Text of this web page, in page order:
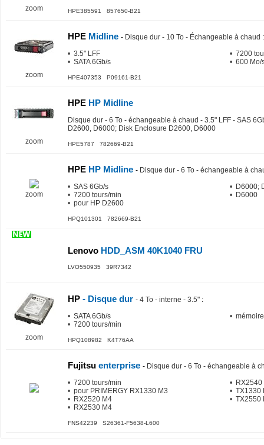
zoom HPE385591 857650-B21
zoom
HPE Midline - Disque dur - 10 To - Échangeable à chaud :
• 3.5" LFF
• SATA 6Gb/s
• 7200
• 600 Mo/
HPE407353 P09161-B21
zoom
HPE HP Midline
Disque dur - 6 To - échangeable à chaud - 3.5" LFF - SAS
D2600, D6000; Disk Enclosure D2600, D6000
HPE5787 782669-B21
zoom
HPE HP Midline - Disque dur - 6 To - échangeable à
• SAS 6Gb/s
• 7200 tours/min
• pour HP D2600
• D6000;
• D6000
HPQ101301 782669-B21
Lenovo HDD_ASM 40K1040 FRU
LVO550935 39R7342
zoom
HP - Disque dur - 4 To - interne - 3.5" :
• SATA 6Gb/s
• 7200 tours/min
•
HPQ108982 K4T76AA
Fujitsu enterprise - Disque dur - 6 To - échangeable à
• 7200 tours/min
• pour PRIMERGY RX1330 M3
• RX2520 M4
• RX2530 M4
• RX2540
• TX1330
• TX2550
FNS42239 S26361-F5638-L600